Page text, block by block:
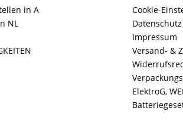
in A
NL
Cookie-
Datenschutz
Impressum
Versand- &
ElektroG,